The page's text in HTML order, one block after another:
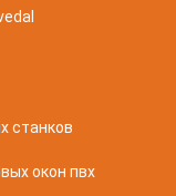
станков
окон пвх